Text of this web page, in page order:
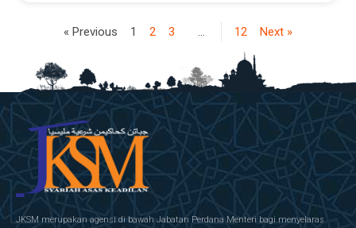
« Previous 1 2 3 … 12 Next »
JKSM merupakan agensi di bawah Jabatan Perdana Menteri bagi menyelaras